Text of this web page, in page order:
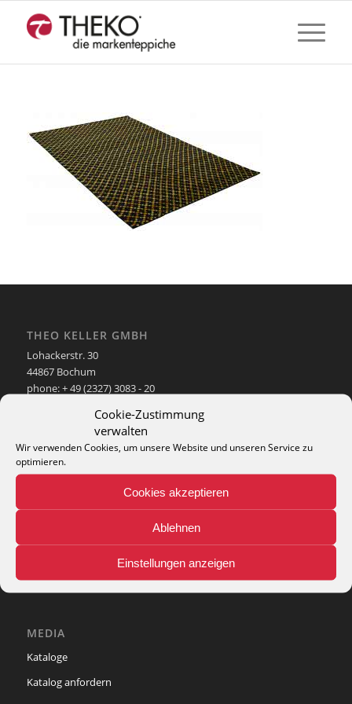
Cookie-Zustimmung
verwalten
Wir verwenden Cookies, um unsere Website und unseren Service zu
optimieren.
Cookies akzeptieren
Ablehnen
Einstellungen anzeigen
THEO KELLER GMBH
Lohackerstr. 30
44867 Bochum
phone: + 49 (2327) 3083 - 20
MEDIA
Kataloge
Katalog anfordern